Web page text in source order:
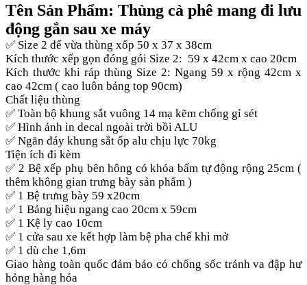
Tên Sản Phẩm: Thùng cà phê mang đi lưu
động gắn sau xe máy
✅ Size 2 để vừa thùng xốp 50 x 37 x 38cm
Kích thước xếp gọn đóng gói Size 2: 59 x 42cm x cao 20cm
Kích thước khi ráp thùng Size 2: Ngang 59 x rộng 42cm x
cao 42cm ( cao luôn bảng top 90cm)
Chất liệu thùng
✅ Toàn bộ khung sắt vuông 14 mạ kẽm chống gỉ sét
✅ Hình ảnh in decal ngoài trời bồi ALU
✅ Ngăn đáy khung sắt ốp alu chịu lực 70kg
Tiện ích đi kèm
✅ 2 Bệ xếp phụ bên hông có khóa bấm tự động rộng 25cm (
thêm không gian trưng bày sản phẩm )
✅ 1 Bệ trưng bày 59 x20cm
✅ 1 Bảng hiệu ngang cao 20cm x 59cm
✅ 1 Kệ ly cao 10cm
✅ 1 cửa sau xe kết hợp làm bệ pha chế khi mở
✅ 1 dù che 1,6m
Giao hàng toàn quốc đảm bảo có chống sốc tránh va đập hư
hỏng hàng hóa